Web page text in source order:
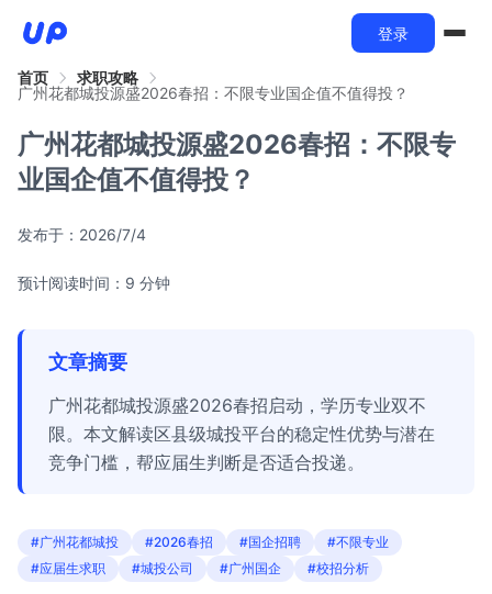
登录
首页
求职攻略
广州花都城投源盛2026春招：不限专业国企值不值得投？
广州花都城投源盛2026春招：不限专
业国企值不值得投？
发布于： 2026/7/4
预计阅读时间：9 分钟
文章摘要
广州花都城投源盛2026春招启动，学历专业双不
限。本文解读区县级城投平台的稳定性优势与潜在
竞争门槛，帮应届生判断是否适合投递。
#广州花都城投 #2026春招 #国企招聘
#不限专业
#应届生求职
#城投公司 #广州国企 #校招分析